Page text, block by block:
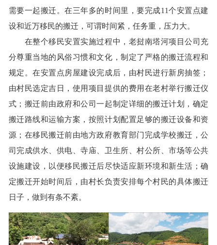
需要一起搬迁。在三年多的时间里，要完成11个安置点建
设和近万移民的搬迁，可谓时间紧，任务重，压力大。
在整个移民安置实施过程中，老挝南塔河项目公司充
分尊重当地的风俗习惯和文化，制定了严格的搬迁流程和
规定。在安置点房屋建设完成后，由村民进行新房抽签；
由村民选定吉日，使用项目提供的费用在老村举行搬迁仪
式；搬迁前由政府和公司一起制定详细的搬迁计划，确定
搬迁路线和运输方案，按照计划配置足够的搬迁设备和资
源；在移民搬迁前由地方政府教育部门完成学校搬迁，公
司完成供水、供电、寺庙、卫生所、村公所、市场等公共
设施建设，以便移民搬迁后尽快适应新环境和新生活；确
定搬迁开始时间后，由村长负责安排每个村民的具体搬迁
日子，做到有条不紊。